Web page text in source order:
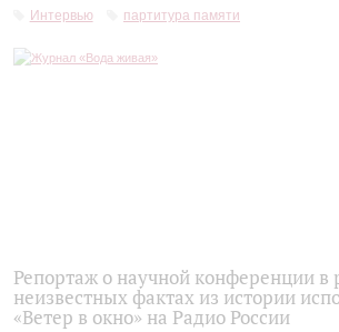
Интервью партитура памяти
Репортаж о научной конференции в
неизвестных фактах из истории
«Ветер в окно» на Радио России